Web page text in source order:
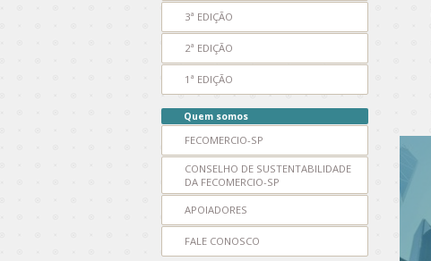
3ª EDIÇÃO
2ª EDIÇÃO
1ª EDIÇÃO
Quem somos
FECOMERCIO-SP
CONSELHO DE SUSTENTABILIDADE
DA FECOMERCIO-SP
APOIADORES
FALE CONOSCO